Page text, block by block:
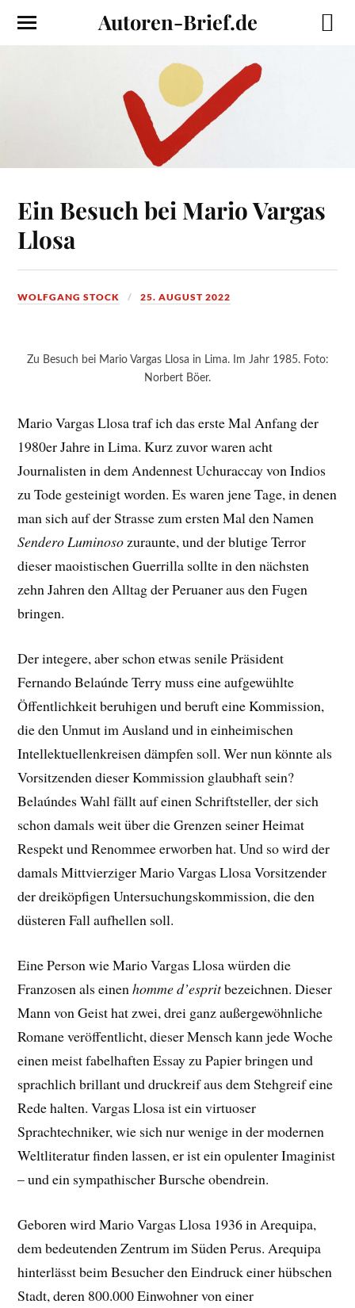
Autoren-Brief.de
Ein Besuch bei Mario Vargas
Llosa
WOLFGANG STOCK 25. AUGUST 2022
Zu Besuch bei Mario Vargas Llosa in Lima. Im Jahr 1985. Foto:
Norbert Böer.
Mario Vargas Llosa traf ich das erste Mal Anfang der
1980er Jahre in Lima. Kurz zuvor waren acht
Journalisten in dem Andennest Uchuraccay von Indios
zu Tode gesteinigt worden. Es waren jene Tage, in denen
man sich auf der Strasse zum ersten Mal den Namen
Sendero Luminosozuraunte, und der blutige Terror
dieser maoistischen Guerrilla sollte in den nächsten
zehn Jahren den Alltag der Peruaner aus den Fugen
bringen.
Der integere, aber schon etwas senile Präsident
Fernando Belaúnde Terry muss eine aufgewühlte
Öffentlichkeit beruhigen und beruft eine Kommission,
die den Unmut im Ausland und in einheimischen
Intellektuellenkreisen dämpfen soll. Wer nun könnte als
Vorsitzenden dieser Kommission glaubhaft sein?
Belaúndes Wahl fällt auf einen Schriftsteller, der sich
schon damals weit über die Grenzen seiner Heimat
Respekt und Renommee erworben hat. Und so wird der
damals Mittvierziger Mario Vargas Llosa Vorsitzender
der dreiköpfigen Untersuchungskommission, die den
düsteren Fall aufhellen soll.
Eine Person wie Mario Vargas Llosa würden die
Franzosen als einenhomme d’espritbezeichnen. Dieser
Mann von Geist hat zwei, drei ganz außergewöhnliche
Romane veröffentlicht, dieser Mensch kann jede Woche
einen meist fabelhaften Essay zu Papier bringen und
sprachlich brillant und druckreif aus dem Stehgreif eine
Rede halten. Vargas Llosa ist ein virtuoser
Sprachtechniker, wie sich nur wenige in der modernen
Weltliteratur finden lassen, er ist ein opulenter Imaginist
– und ein sympathischer Bursche obendrein.
Geboren wird Mario Vargas Llosa 1936 in Arequipa,
dem bedeutenden Zentrum im Süden Perus. Arequipa
hinterlässt beim Besucher den Eindruck einer hübschen
Stadt, deren 800.000 Einwohner von einer